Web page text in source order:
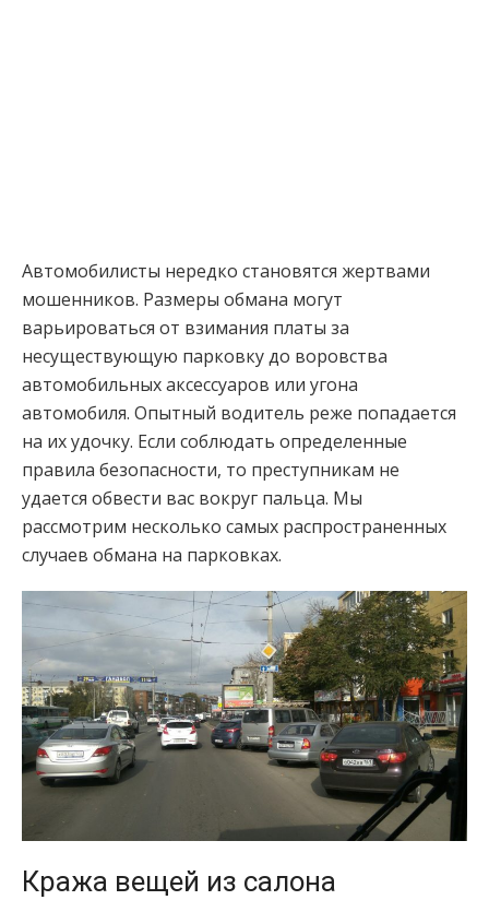
Автомобилисты нередко становятся жертвами
мошенников. Размеры обмана могут
варьироваться от взимания платы за
несуществующую парковку до воровства
автомобильных аксессуаров или угона
автомобиля. Опытный водитель реже попадается
на их удочку. Если соблюдать определенные
правила безопасности, то преступникам не
удается обвести вас вокруг пальца. Мы
рассмотрим несколько самых распространенных
случаев обмана на парковках.
Кража вещей из салона